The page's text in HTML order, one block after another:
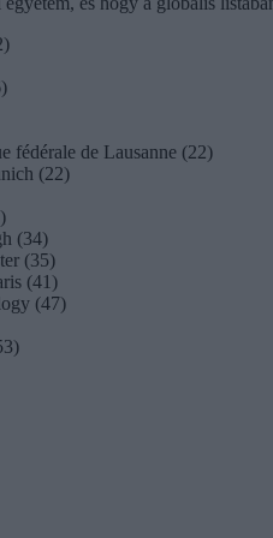
fédérale de Lausanne (22)
(22)
(34)
(35)
(41)
(47)